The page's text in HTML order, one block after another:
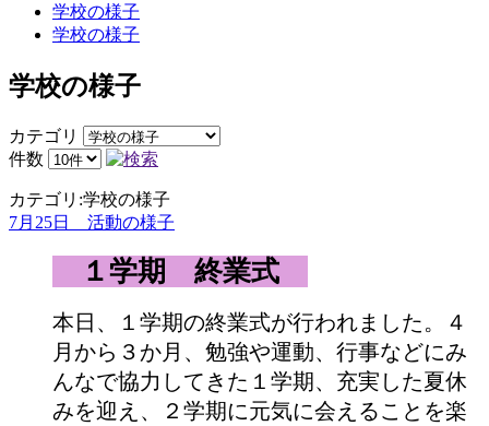
学校の様子
学校の様子
学校の様子
カテゴリ
件数
カテゴリ:学校の様子
7月25日 活動の様子
１学期 終業式
本日、１学期の終業式が行われました。４
月から３か月、勉強や運動、行事などにみ
んなで協力してきた１学期、充実した夏休
みを迎え、２学期に元気に会えることを楽